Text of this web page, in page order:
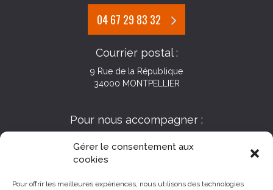
Gérer le consentement aux
cookies
Pour offrir les meilleures expériences, nous utilisons des technologies
04 67 29 83 32
Courrier postal :
9 Rue de la République
34000 MONTPELLIER
Pour nous accompagner :